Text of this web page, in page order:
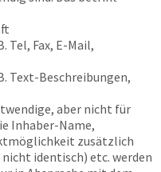
Tel, Fax, E-Mail,
Text-Beschreibungen,
aber nicht für
Inhaber-Name,
zusätzlich
identisch) etc. werden